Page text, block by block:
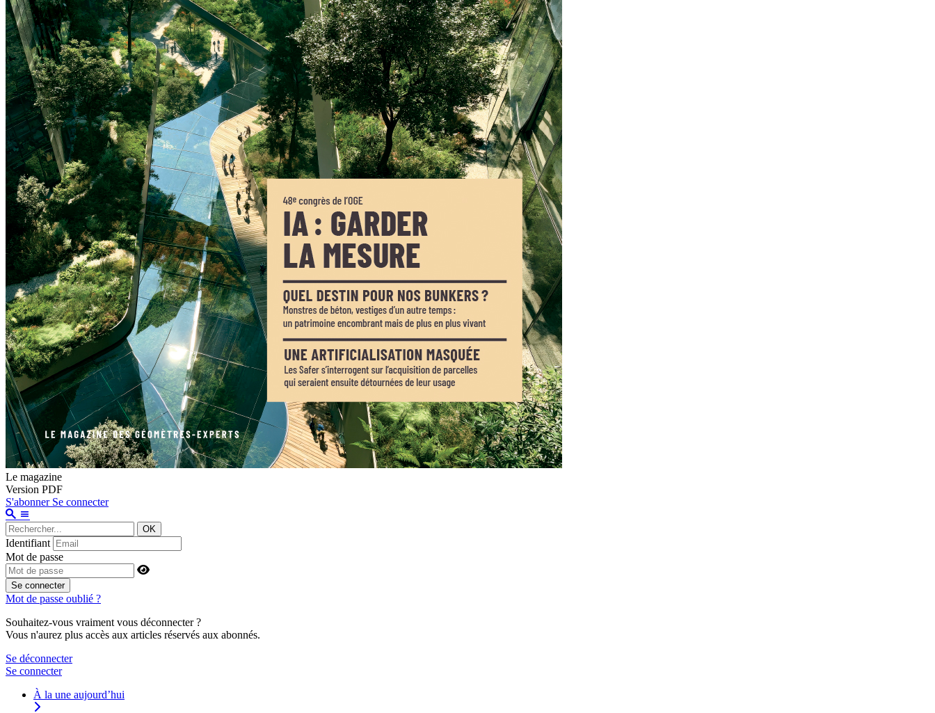
Le magazine
Version PDF
S'abonner Se connecter
OK
Identifiant
Mot de passe
Se connecter
Mot de passe oublié ?
Souhaitez-vous vraiment vous déconnecter ?
Vous n'aurez plus accès aux articles réservés aux abonnés.
Se déconnecter
Se connecter
À la une aujourd’hui